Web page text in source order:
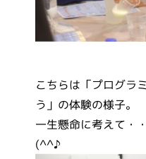
こちらは「プログラ
う」の体験の様子。
一生懸命に考えて・
(^^♪